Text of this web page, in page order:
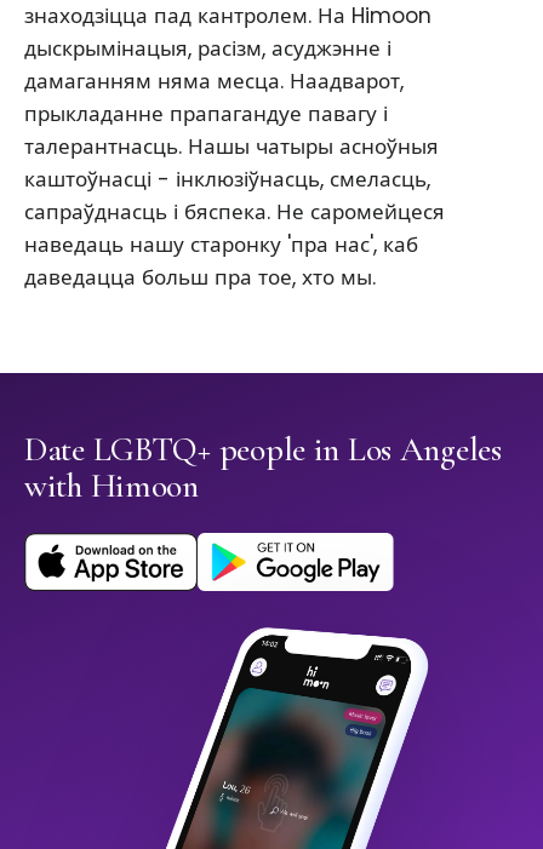
знаходзіцца пад кантролем. На Himoon
дыскрымінацыя, расізм, асуджэнне і
дамаганням няма месца. Наадварот,
прыкладанне прапагандуе павагу і
талерантнасць. Нашы чатыры асноўныя
каштоўнасці - інклюзіўнасць, смеласць,
сапраўднасць і бяспека. Не саромейцеся
наведаць нашу старонку 'пра нас', каб
даведацца больш пра тое, хто мы.
Date LGBTQ+ people in Los Angeles
with Himoon